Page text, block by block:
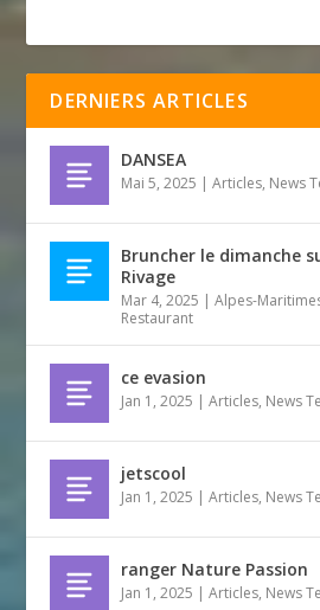
DERNIERS ARTICLES
DANSEA
Mai 5, 2025 |Articles, News
Bruncher le dimanche
Rivage
Mar 4, 2025 |Alpes-
Restaurant
ce evasion
Jan 1, 2025 |Articles, News
jetscool
Jan 1, 2025 |Articles, News
ranger Nature Passion
Jan 1, 2025 |Articles, News